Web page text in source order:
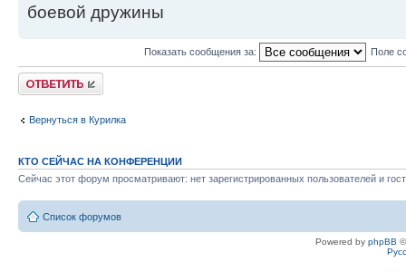
боевой дружины
Показать сообщения за: Поле
Ответить
Вернуться в Курилка
КТО СЕЙЧАС НА КОНФЕРЕНЦИИ
Сейчас этот форум просматривают: нет зарегистрированных пользователей и
Список форумов
Powered by phpBB